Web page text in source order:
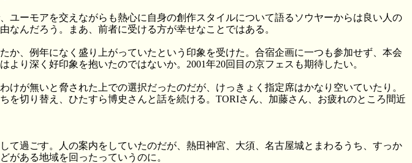
ーモアを交えながらも熱心に自身の創作スタイルについて語るソウヤーからは良い人の
んだろう。まあ、前者に受ける方が幸せなことではある。
、例年になく盛り上がっていたという印象を受けた。合宿企画に一つも参加せず、本会
り深く好印象を抱いたのではないか。2001年20回目の京フェスも期待したい。
が無いと脅された上での選択だったのだが、けっきょく指定席はかなり空いていたり。
切り替え、ひたすら博史さんと話を続ける。TORIさん、加藤さん、お疲れのところ間近
過ごす。人の案内をしていたのだが、熱田神宮、大須、名古屋城とまわるうち、すっか
がある地域を回ったっていうのに。